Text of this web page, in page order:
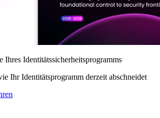
Ihres Identitätssicherheitsprogramms
Ihr Identitätsprogramm derzeit abschneidet